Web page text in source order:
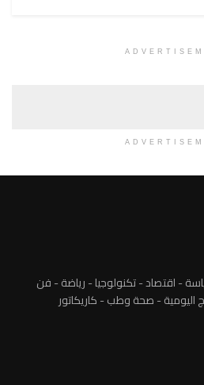
- اقتصاد - تكنولوجيا - رياضة - فن
اليومية - صحة وطب - كاريكاتور